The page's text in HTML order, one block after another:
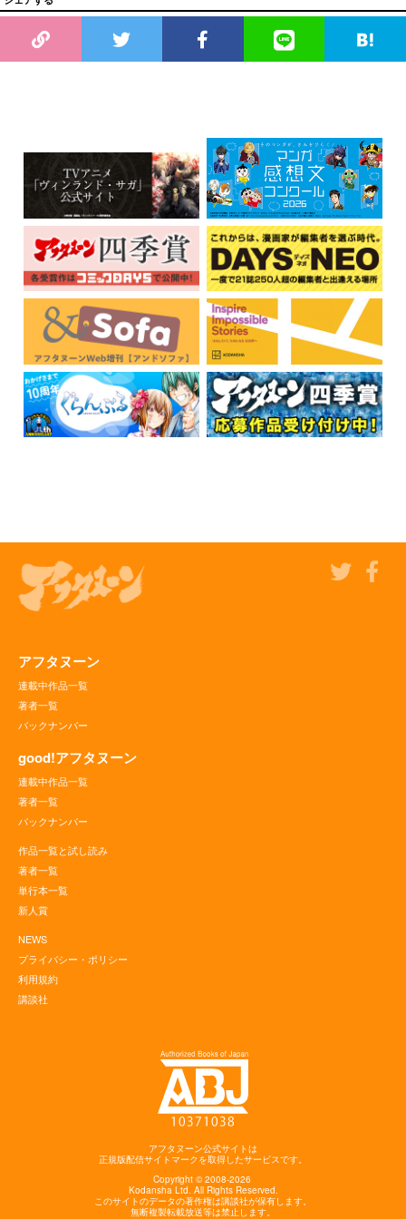
アフタヌーン
連載中作品一覧
著者一覧
バックナンバー
good!アフタヌーン
連載中作品一覧
著者一覧
バックナンバー
作品一覧と試し読み
著者一覧
単行本一覧
新人賞
NEWS
プライバシー・ポリシー
利用規約
講談社
アフタヌーン公式サイトは
正規版配信サイトマークを取得したサービスです。
Copyright © 2008-2026
KodanshaLtd. All Rights Reserved.
このサイトのデータの著作権は講談社が保有します。
無断複製転載放送等は禁止します。